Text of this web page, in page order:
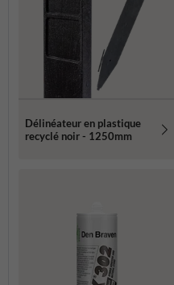
Délinéateur en plastique
recyclé noir - 1250mm